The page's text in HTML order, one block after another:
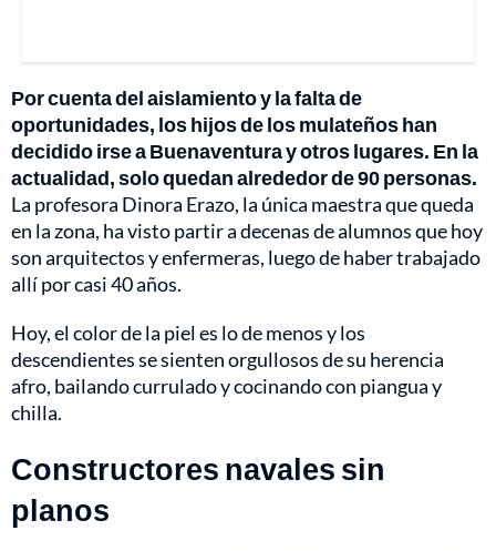
Por cuenta del aislamiento y la falta de
oportunidades, los hijos de los mulateños han
decidido irse a Buenaventura y otros lugares. En la
actualidad, solo quedan alrededor de 90 personas.
La profesora Dinora Erazo, la única maestra que queda
en la zona, ha visto partir a decenas de alumnos que hoy
son arquitectos y enfermeras, luego de haber trabajado
allí por casi 40 años.
Hoy, el color de la piel es lo de menos y los
descendientes se sienten orgullosos de su herencia
afro, bailando currulado y cocinando con piangua y
chilla.
Constructores navales sin
planos